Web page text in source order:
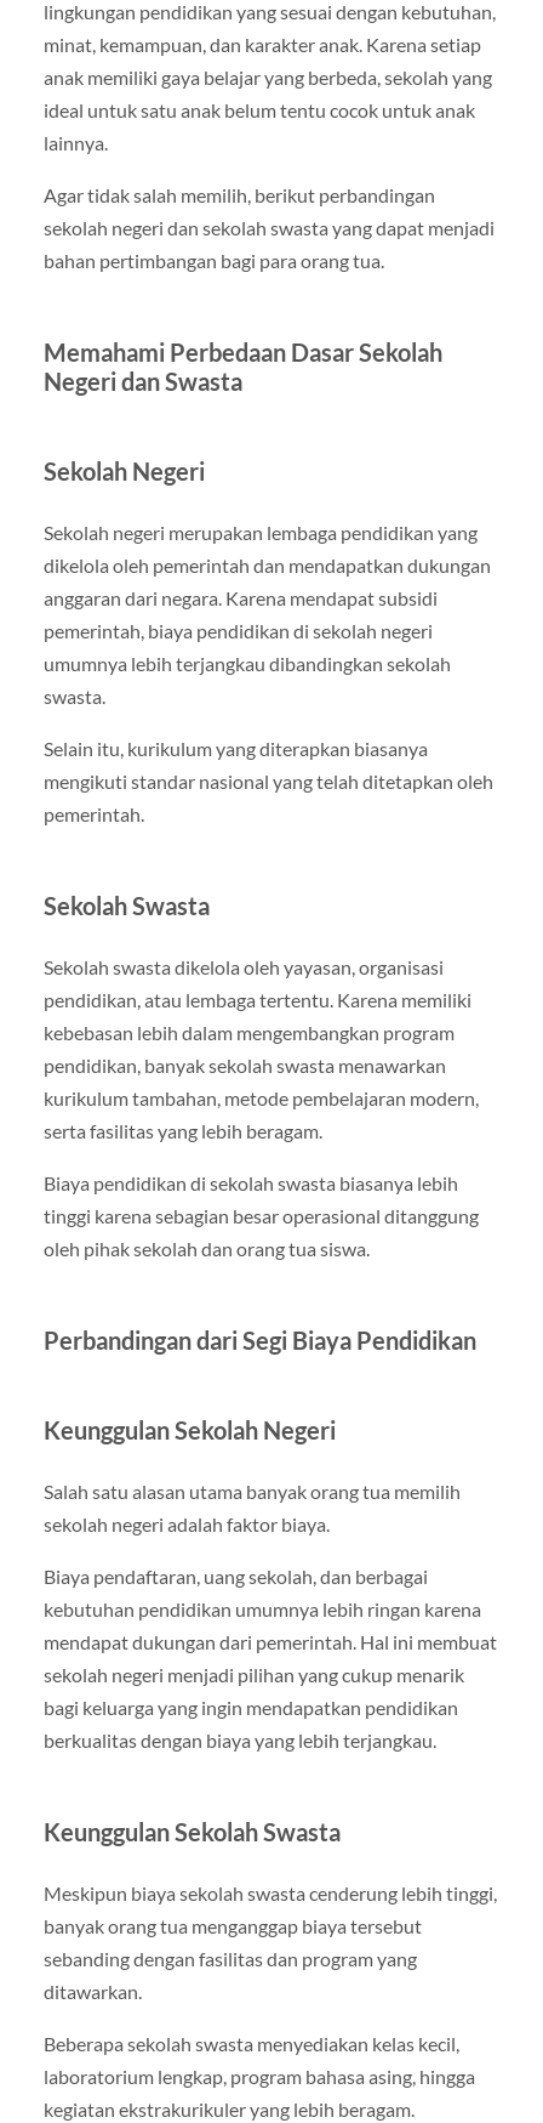
lingkungan pendidikan yang sesuai dengan kebutuhan,
minat, kemampuan, dan karakter anak. Karena setiap
anak memiliki gaya belajar yang berbeda, sekolah yang
ideal untuk satu anak belum tentu cocok untuk anak
lainnya.
Agar tidak salah memilih, berikut perbandingan
sekolah negeri dan sekolah swasta yang dapat menjadi
bahan pertimbangan bagi para orang tua.
Memahami Perbedaan Dasar Sekolah
Negeri dan Swasta
Sekolah Negeri
Sekolah negeri merupakan lembaga pendidikan yang
dikelola oleh pemerintah dan mendapatkan dukungan
anggaran dari negara. Karena mendapat subsidi
pemerintah, biaya pendidikan di sekolah negeri
umumnya lebih terjangkau dibandingkan sekolah
swasta.
Selain itu, kurikulum yang diterapkan biasanya
mengikuti standar nasional yang telah ditetapkan oleh
pemerintah.
Sekolah Swasta
Sekolah swasta dikelola oleh yayasan, organisasi
pendidikan, atau lembaga tertentu. Karena memiliki
kebebasan lebih dalam mengembangkan program
pendidikan, banyak sekolah swasta menawarkan
kurikulum tambahan, metode pembelajaran modern,
serta fasilitas yang lebih beragam.
Biaya pendidikan di sekolah swasta biasanya lebih
tinggi karena sebagian besar operasional ditanggung
oleh pihak sekolah dan orang tua siswa.
Perbandingan dari Segi Biaya Pendidikan
Keunggulan Sekolah Negeri
Salah satu alasan utama banyak orang tua memilih
sekolah negeri adalah faktor biaya.
Biaya pendaftaran, uang sekolah, dan berbagai
kebutuhan pendidikan umumnya lebih ringan karena
mendapat dukungan dari pemerintah. Hal ini membuat
sekolah negeri menjadi pilihan yang cukup menarik
bagi keluarga yang ingin mendapatkan pendidikan
berkualitas dengan biaya yang lebih terjangkau.
Keunggulan Sekolah Swasta
Meskipun biaya sekolah swasta cenderung lebih tinggi,
banyak orang tua menganggap biaya tersebut
sebanding dengan fasilitas dan program yang
ditawarkan.
Beberapa sekolah swasta menyediakan kelas kecil,
laboratorium lengkap, program bahasa asing, hingga
kegiatan ekstrakurikuler yang lebih beragam.